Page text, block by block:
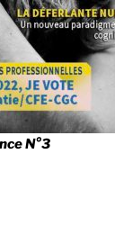
N°3